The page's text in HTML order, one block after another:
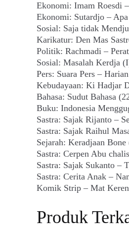
Ekonomi: Imam Roesdi
Ekonomi: Sutardjo –
Sosial: Saja tidak
Karikatur: Den Mas
Politik: Rachmadi –
Sosial: Masalah Kerdja
Pers: Suara Pers –
Kebudayaan: Ki Hadjar
Bahasa: Sudut Bahasa
Buku: Indonesia
Sastra: Sajak Rijanto –
Sastra: Sajak Raihul
Sejarah: Keradjaan
Sastra: Cerpen Abu
Sastra: Sajak Sukanto –
Sastra: Cerita Anak –
Komik Strip – Mat
Produk